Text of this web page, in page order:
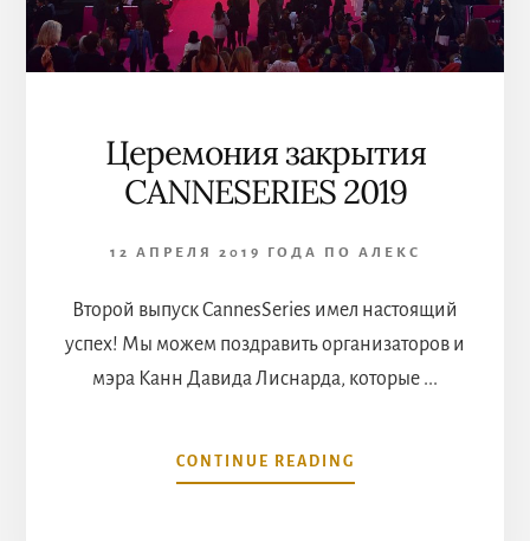
Церемония закрытия
CANNESERIES 2019
12 АПРЕЛЯ 2019 ГОДА ПО АЛЕКС
Второй выпуск CannesSeries имел настоящий
успех! Мы можем поздравить организаторов и
мэра Канн Давида Лиснарда, которые ...
CONTINUE READING
ЦЕРЕМОНИЯ